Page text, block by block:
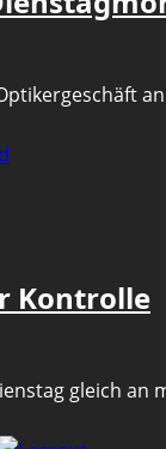
Kontrolle
gleich